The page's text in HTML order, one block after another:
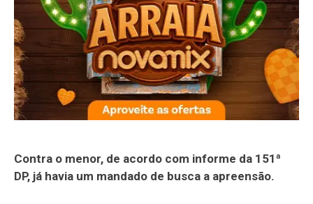
Contra o menor, de acordo com informe da 151ª
DP, já havia um mandado de busca a apreensão.